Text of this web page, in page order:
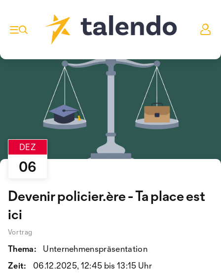
DEZ
06
Devenir policier.ère - Ta place est
ici
Vortrag
Thema:
Unternehmenspräsentation
Zeit:
06.12.2025, 12:45 bis 13:15 Uhr